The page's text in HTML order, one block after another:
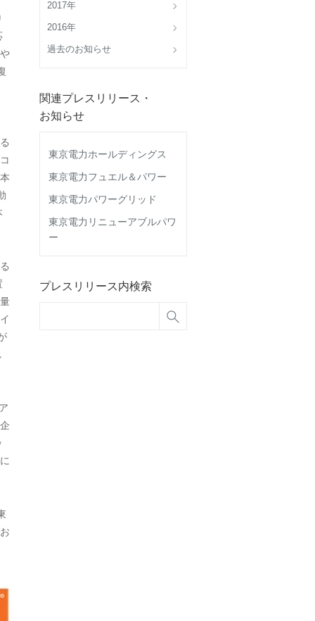
2017年
2016年
過去のお知らせ
関連プレスリリース・
お知らせ
東京電力ホールディングス
東京電力フュエル＆パワー
東京電力パワーグリッド
東京電力リニューアブルパワ
ー
プレスリリース内検索